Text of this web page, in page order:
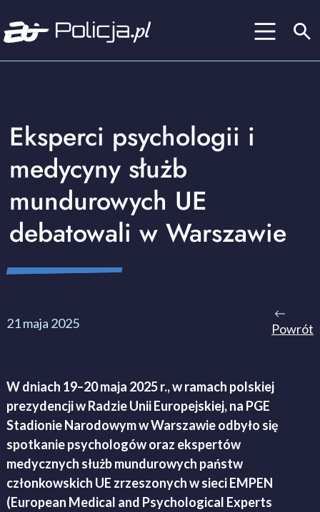
Eksperci psychologii i
medycyny służb
mundurowych UE
debatowali w Warszawie
21 maja 2025 Powrót
W dniach 19–20 maja 2025 r., w ramach polskiej
prezydencji w Radzie Unii Europejskiej, na PGE
Stadionie Narodowym w Warszawie odbyło się
spotkanie psychologów oraz ekspertów
medycznych służb mundurowych państw
członkowskich UE zrzeszonych w sieci EMPEN
(European Medical and Psychological Experts